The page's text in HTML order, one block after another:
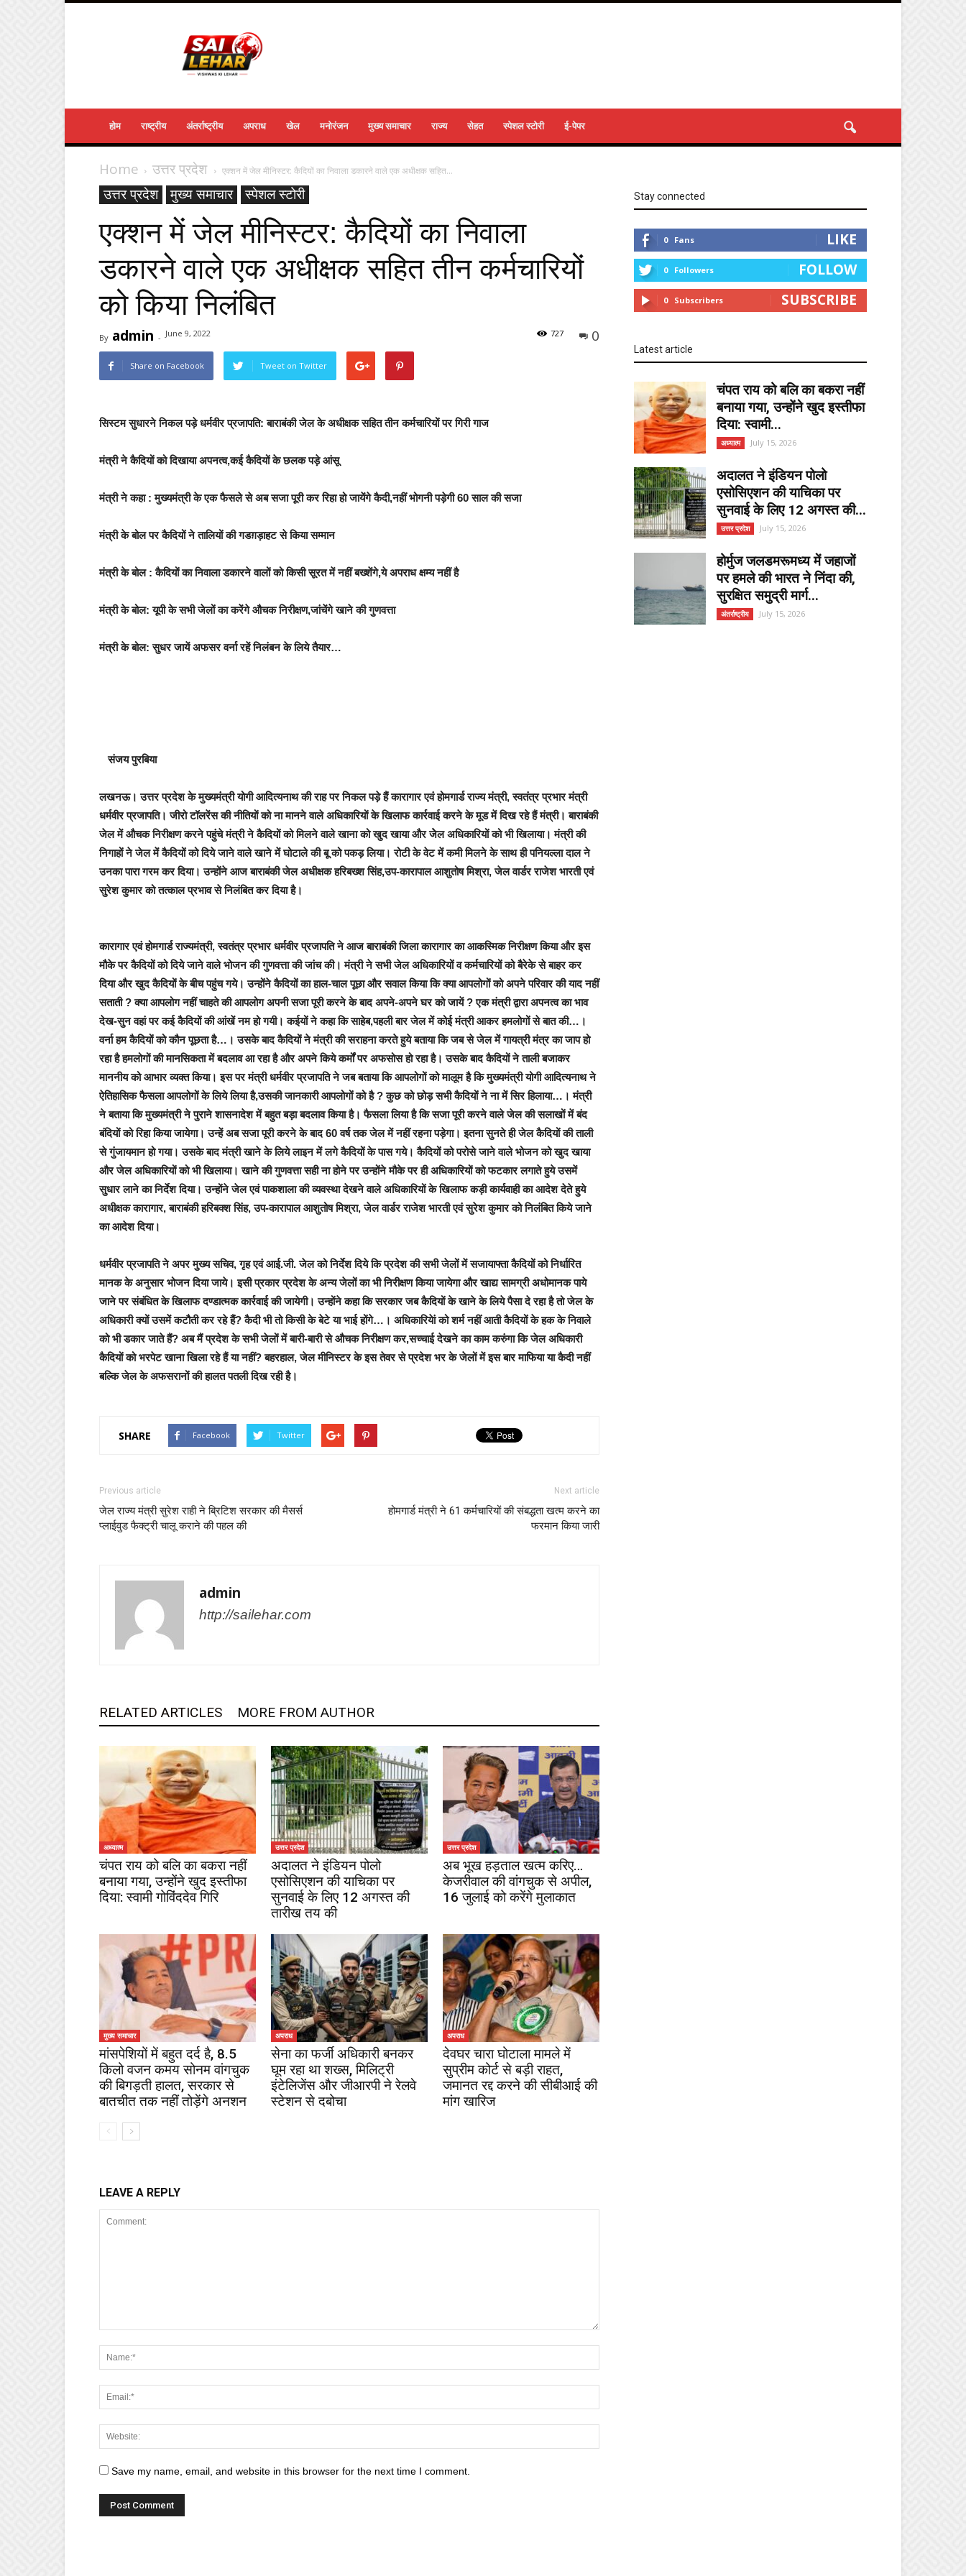
होम राष्ट्रीय अंतर्राष्ट्रीय अपराध खेल मनोरंजन मुख्य समाचार राज्य सेहत स्पेशल स्टोरी ई-पेपर
Home उत्तर प्रदेश एक्शन में जेल मीनिस्टर: कैदियों का निवाला डकारने वाले एक अधीक्षक सहित...
उत्तर प्रदेश मुख्य समाचार स्पेशल स्टोरी
एक्शन में जेल मीनिस्टर: कैदियों का निवाला
डकारने वाले एक अधीक्षक सहित तीन कर्मचारियों
को किया निलंबित
By admin - June 9, 2022 0
727
Share on Facebook Tweet on Twitter
सिस्टम सुधारने निकल पड़े धर्मवीर प्रजापति: बाराबंकी जेल के अधीक्षक सहित तीन कर्मचारियों पर गिरी गाज
मंत्री ने कैदियों को दिखाया अपनत्व,कई कैदियों के छलक पड़े आंसू
मंत्री ने कहा : मुख्यमंत्री के एक फैसले से अब सजा पूरी कर रिहा हो जायेंगे कैदी,नहीं भोगनी पड़ेगी 60 साल की सजा
मंत्री के बोल पर कैदियों ने तालियों की गडग़ड़ाहट से किया सम्मान
मंत्री के बोल : कैदियों का निवाला डकारने वालों को किसी सूरत में नहीं बख्शेंगे,ये अपराध क्षम्य नहीं है
मंत्री के बोल: यूपी के सभी जेलों का करेंगे औचक निरीक्षण,जांचेंगे खाने की गुणवत्ता
मंत्री के बोल: सुधर जायें अफसर वर्ना रहें निलंबन के लिये तैयार…
संजय पुरबिया
लखनऊ। उत्तर प्रदेश के मुख्यमंत्री योगी आदित्यनाथ की राह पर निकल पड़े हैं कारागार एवं होमगार्ड राज्य मंत्री, स्वतंत्र प्रभार मंत्री
धर्मवीर प्रजापति। जीरो टॉलरेंस की नीतियों को ना मानने वाले अधिकारियों के खिलाफ कार्रवाई करने के मूड में दिख रहे हैं मंत्री। बाराबंकी
जेल में औचक निरीक्षण करने पहुंचे मंत्री ने कैदियों को मिलने वाले खाना को खुद खाया और जेेल अधिकारियों को भी खिलाया। मंत्री की
निगाहों ने जेल में कैदियों को दिये जाने वाले खाने में घोटाले की बू को पकड़ लिया। रोटी के वेट में कमी मिलने के साथ ही पनियल्ला दाल ने
उनका पारा गरम कर दिया। उन्होंने आज बाराबंकी जेल अधीक्षक हरिबख्श सिंह,उप-कारापाल आशुतोष मिश्रा, जेल वार्डर राजेश भारती एवं
सुरेश कुमार को तत्काल प्रभाव से निलंबित कर दिया है।
कारागार एवं होमगार्ड राज्यमंत्री, स्वतंत्र प्रभार धर्मवीर प्रजापति ने आज बाराबंकी जिला कारागार का आकस्मिक निरीक्षण किया और इस
मौके पर कैदियों को दिये जाने वाले भोजन की गुणवत्ता की जांच की। मंत्री ने सभी जेल अधिकारियों व कर्मचारियों को बैरेके से बाहर कर
दिया और खुद कैदियों के बीच पहुंच गये।उन्होंने कैदियों का हाल-चाल पूछा और सवाल किया कि क्या आपलोगों को अपने परिवार की याद नहीं
सताती ? क्या आपलोग नहीं चाहते की आपलोग अपनी सजा पूरी करने के बाद अपने-अपने घर को जायें ? एक मंत्री द्वारा अपनत्व का भाव
देख-सुन वहां पर कई कैदियों की आंखें नम हो गयी। कईयों ने कहा कि साहेब,पहली बार जेल में कोई मंत्री आकर हमलोगों से बात की…।
वर्ना हम कैदियों को कौन पूछता है…। उसके बाद कैदियों ने मंत्री की सराहना करते हुये बताया किजब से जेल में गायत्री मंत्र का जाप हो
रहा है हमलोगों की मानसिकता में बदलाव आ रहा है और अपने किये कर्मों पर अफसोस हो रहा है। उसके बाद कैदियों ने ताली बजाकर
माननीय को आभार व्यक्त किया। इस परमंत्री धर्मवीर प्रजापति ने जब बताया कि आपलोगों को मालूम है कि मुख्यमंत्री योगी आदित्यनाथ ने
ऐतिहासिक फैसला आपलोगों के लिये लिया है,उसकी जानकारी आपलोगों को है ? कुछ को छोड़ सभी कैदियों ने ना में सिर हिलाया…। मंत्री
ने बताया कि मुख्यमंत्री ने पुराने शासनादेश में बहुत बड़ा बदलाव किया है। फैसला लिया है कि सजा पूरी करने वाले जेल की सलाखों में बंद
बंदियों को रिहा किया जायेगा। उन्हें अब सजा पूरी करने के बाद 60 वर्ष तक जेल में नहीं रहना पड़ेगा। इतना सुनते ही जेल कैदियों की ताली
से गुंजायमान हो गया। उसके बाद मंत्री खाने के लिये लाइन में लगे कैदियों के पास गये। कैदियों को परोसे जाने वाले भोजन को खुद खाया
और जेल अधिकारियों को भी खिलाया। खाने की गुणवत्ता सही ना होने पर उन्होंने मौके पर ही अधिकारियों को फटकार लगाते हुये उसमें
सुधार लाने का निर्देश दिया। उन्होंने जेल एवं पाकशाला की व्यवस्था देखने वाले अधिकारियों के खिलाफ कड़ी कार्यवाही का आदेश देते हुये
अधीक्षक कारागार, बाराबंकी हरिबक्श सिंह, उप-कारापाल आशुतोष मिश्रा, जेल वार्डर राजेश भारती एवं सुरेश कुमार को निलंबित किये जाने
का आदेश दिया।
धर्मवीर प्रजापति ने अपर मुख्य सचिव, गृह एवं आई.जी. जेल को निर्देश दिये कि प्रदेश की सभी जेलों में सजायाफ्ता कैदियों को निर्धारित
मानक के अनुसार भोजन दिया जाये। इसी प्रकार प्रदेश के अन्य जेलों का भी निरीक्षण किया जायेगा और खाद्य सामग्री अधोमानक पाये
जाने पर संबंधित के खिलाफ दण्डात्मक कार्रवाई की जायेगी। उन्होंने कहा कि सरकार जब कैदियों के खाने के लिये पैसा दे रहा है तो जेल के
अधिकारी क्यों उसमें कटौती कर रहे हैं? कैदी भी तो किसी के बेटे या भाई होंगे…। अधिकारियेां को शर्म नहीं आती कैदियों के हक के निवाले
को भी डकार जाते हैं? अब मैं प्रदेश के सभी जेलों में बारी-बारी से औचक निरीक्षण कर,सच्चाई देखने का काम करुंगा कि जेल अधिकारी
कैदियों को भरपेट खाना खिला रहे हैं या नहीं? बहरहाल, जेल मीनिस्टर के इस तेवर से प्रदेश भर के जेलों में इस बार माफिया या कैदी नहीं
बल्कि जेल के अफसरानों की हालत पतली दिख रही है।
SHARE Facebook Twitter
Previous article
जेल राज्य मंत्री सुरेश राही ने ब्रिटिश सरकार की मैसर्स
प्लाईवुड फैक्ट्री चालू कराने की पहल की
Next article
होमगार्ड मंत्री ने 61 कर्मचारियों की संबद्धता खत्म करने का
फरमान किया जारी
admin
http://sailehar.com
RELATED ARTICLES MORE FROM AUTHOR
अध्यात्म
चंपत राय को बलि का बकरा नहीं
बनाया गया, उन्होंने खुद इस्तीफा
दिया: स्वामी गोविंददेव गिरि
उत्तर प्रदेश
अदालत ने इंडियन पोलो
एसोसिएशन की याचिका पर
सुनवाई के लिए 12 अगस्त की
तारीख तय की
उत्तर प्रदेश
अब भूख हड़ताल खत्म करिए…
केजरीवाल की वांगचुक से अपील,
16 जुलाई को करेंगे मुलाकात
मुख्य समाचार
मांसपेशियों में बहुत दर्द है, 8.5
किलो वजन कमय सोनम वांगचुक
की बिगड़ती हालत, सरकार से
बातचीत तक नहीं तोड़ेंगे अनशन
अपराध
सेना का फर्जी अधिकारी बनकर
घूम रहा था शख्स, मिलिट्री
इंटेलिजेंस और जीआरपी ने रेलवे
स्टेशन से दबोचा
अपराध
देवघर चारा घोटाला मामले में
सुप्रीम कोर्ट से बड़ी राहत,
जमानत रद्द करने की सीबीआई की
मांग खारिज
LEAVE A REPLY
Save my name, email, and website in this browser for the next time I comment.
Stay connected
0 Fans LIKE
0 Followers FOLLOW
0 Subscribers SUBSCRIBE
Latest article
चंपत राय को बलि का बकरा नहीं
बनाया गया, उन्होंने खुद इस्तीफा
दिया: स्वामी...
अध्यात्म July 15, 2026
अदालत ने इंडियन पोलो
एसोसिएशन की याचिका पर
सुनवाई के लिए 12 अगस्त की...
उत्तर प्रदेश July 15, 2026
होर्मुज जलडमरूमध्य में जहाजों
पर हमले की भारत ने निंदा की,
सुरक्षित समुद्री मार्ग...
अंतर्राष्ट्रीय July 15, 2026